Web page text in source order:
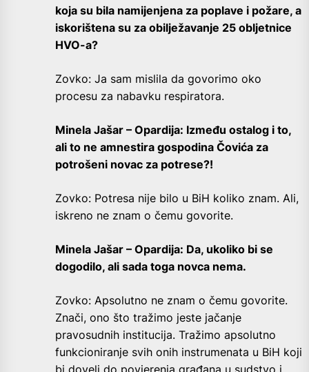
koja su bila namijenjena za poplave i požare, a
iskorištena su za obilježavanje 25 obljetnice
HVO-a?
Zovko: Ja sam mislila da govorimo oko
procesu za nabavku respiratora.
Minela Jašar – Opardija: Između ostalog i to,
ali to ne amnestira gospodina Čovića za
potrošeni novac za potrese?!
Zovko: Potresa nije bilo u BiH koliko znam. Ali,
iskreno ne znam o čemu govorite.
Minela Jašar – Opardija: Da, ukoliko bi se
dogodilo, ali sada toga novca nema.
Zovko: Apsolutno ne znam o čemu govorite.
Znači, ono što tražimo jeste jačanje
pravosudnih institucija. Tražimo apsolutno
funkcioniranje svih onih instrumenata u BiH koji